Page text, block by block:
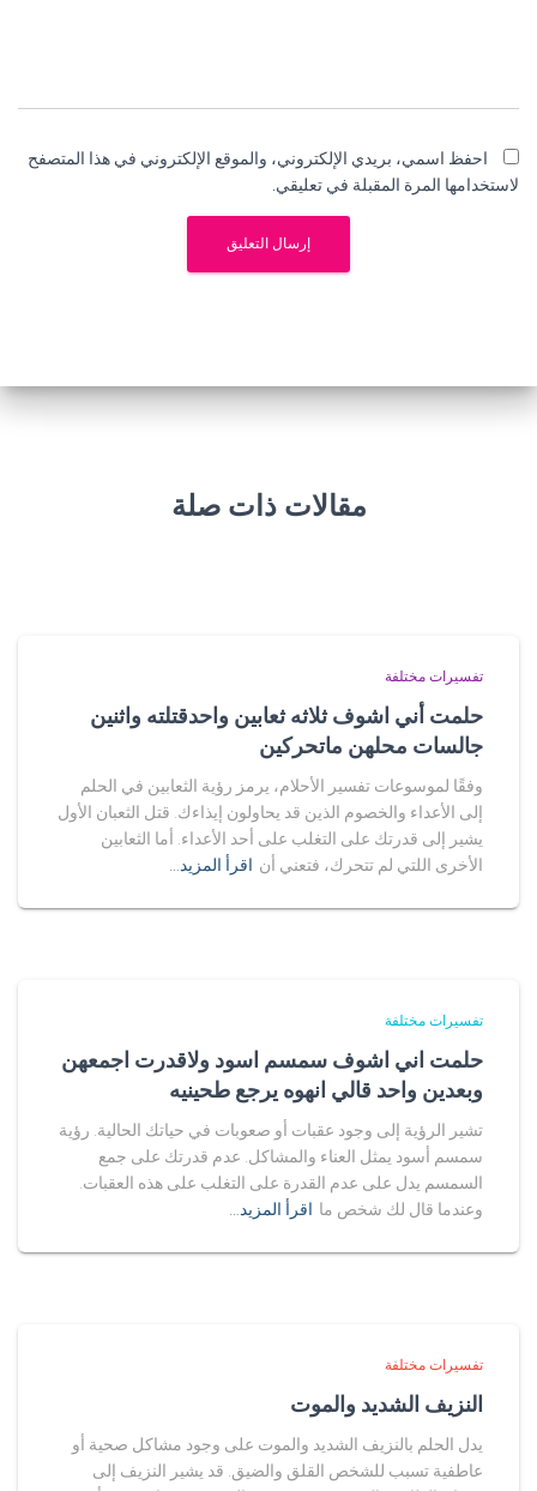
احفظ اسمي، بريدي الإلكتروني، والموقع الإلكتروني في هذا المتصفح
لاستخدامها المرة المقبلة في تعليقي.
مقالات ذات صلة
تفسيرات مختلفة
حلمت أني اشوف ثلاثه ثعابين واحدقتلته واثنين
جالسات محلهن ماتحركين
وفقًا لموسوعات تفسير الأحلام، يرمز رؤية الثعابين في الحلم
إلى الأعداء والخصوم الذين قد يحاولون إيذاءك. قتل الثعبان الأول
يشير إلى قدرتك على التغلب على أحد الأعداء. أما الثعابين
الأخرى اللتي لم تتحرك، فتعني أن اقرأ المزيد…
تفسيرات مختلفة
حلمت اني اشوف سمسم اسود ولاقدرت اجمعهن
وبعدين واحد قالي انهوه يرجع طحينيه
تشير الرؤية إلى وجود عقبات أو صعوبات في حياتك الحالية. رؤية
سمسم أسود يمثل العناء والمشاكل. عدم قدرتك على جمع
السمسم يدل على عدم القدرة على التغلب على هذه العقبات.
وعندما قال لك شخص ما اقرأ المزيد…
تفسيرات مختلفة
النزيف الشديد والموت
يدل الحلم بالنزيف الشديد والموت على وجود مشاكل صحية أو
عاطفية تسبب للشخص القلق والضيق. قد يشير النزيف إلى